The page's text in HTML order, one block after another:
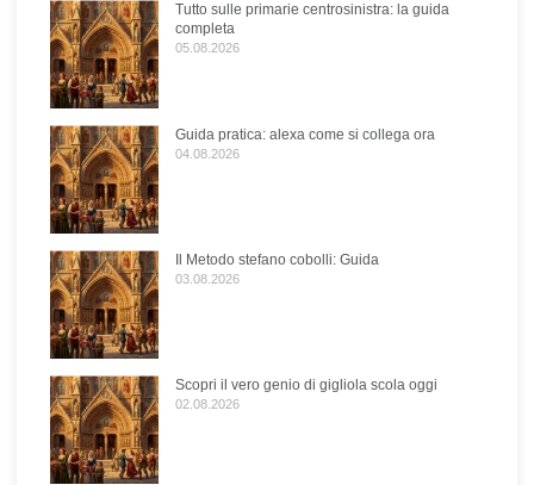
Tutto sulle primarie centrosinistra: la guida
completa
05.08.2026
Guida pratica: alexa come si collega ora
04.08.2026
Il Metodo stefano cobolli: Guida
03.08.2026
Scopri il vero genio di gigliola scola oggi
02.08.2026